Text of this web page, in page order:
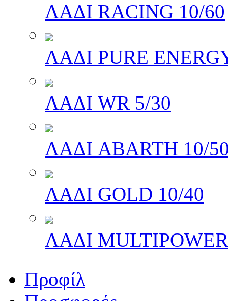
ΛΑΔΙ RACING 10/60
ΛΑΔΙ PURE
ΛΑΔΙ WR 5/30
ΛΑΔΙ ABARTH 10/
ΛΑΔΙ GOLD 10/40
ΛΑΔΙ
Προφίλ